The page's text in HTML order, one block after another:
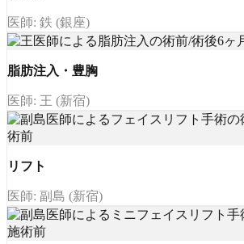
医師: 鉄 (銀座)
脂肪注入・豊胸
医師: 王 (新宿)
リフト
医師: 副島 (新宿)